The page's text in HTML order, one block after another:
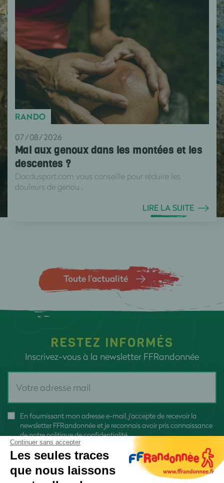
RANDO
07/08/2026
Mal aux genoux dans les montées et les
descentes ?
Docdusport.com vous conseille pour réduire les
douleurs de genou .
LIRE LA SUITE
Toute l’actualité
RESTEZ INFORMÉS
Inscrivez-vous à la newsletter FFRandonnée
En fournissant mon adresse e-mail, j'accepte de recevoir la
newsletter FFRandonnée et je reconnais avoir pris connaissance
denotre politique de confidentialité
Continuer sans accepter
Les seules traces
que nous laissons